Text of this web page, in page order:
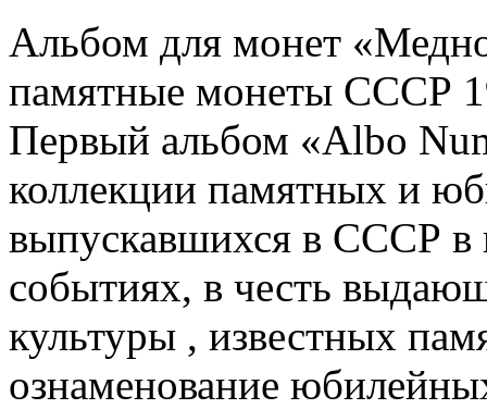
Альбом для монет
памятные монеты СССР
Первый альбом «Albo
коллекции памятных и
выпускавшихся в СССР в
событиях, в честь
культуры , известных
ознаменование